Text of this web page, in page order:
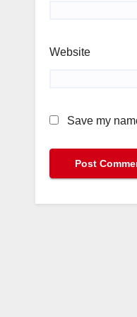
Website
Save my